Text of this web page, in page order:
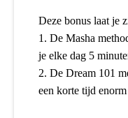
Deze bonus laat je
1. De Masha
je elke dag 5
2. De Dream 101
een korte tijd